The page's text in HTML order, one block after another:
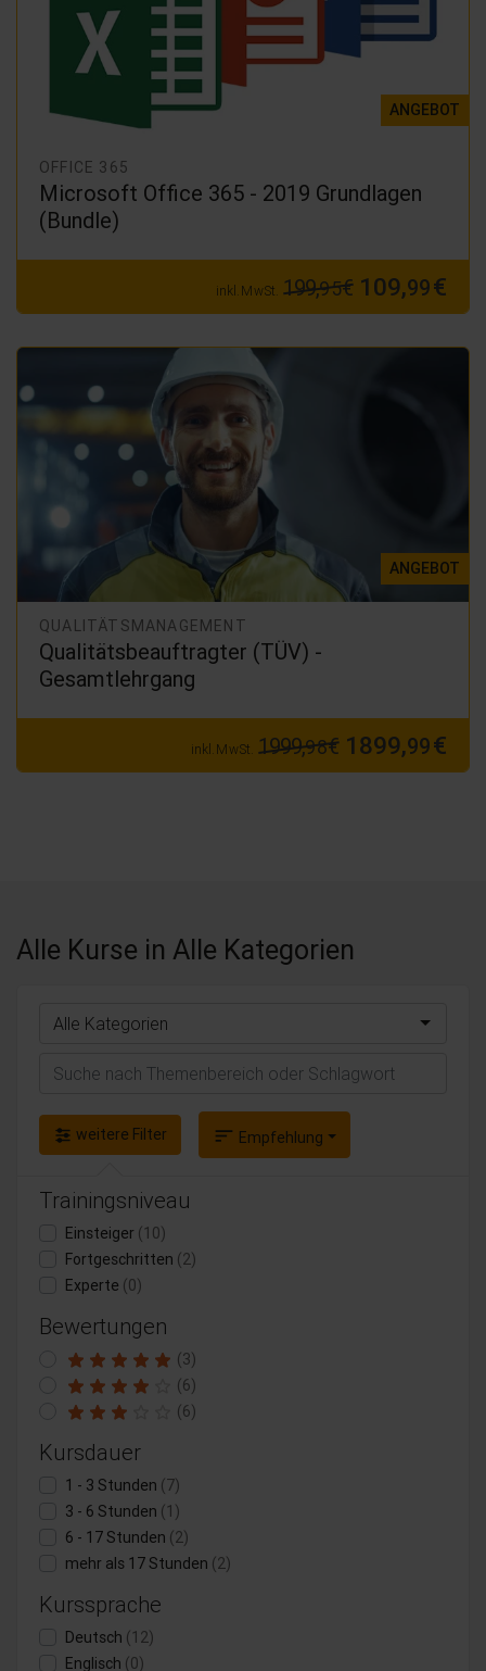
ANGEBOT
OFFICE 365
Microsoft Office 365 - 2019 Grundlagen
(Bundle)
inkl. MwSt. 199,95€ 109,99€
ANGEBOT
QUALITÄTSMANAGEMENT
Qualitätsbeauftragter (TÜV) -
Gesamtlehrgang
inkl. MwSt. 1999,98€ 1899,99€
Alle Kurse in Alle Kategorien
Alle Kategorien
Suchen
weitere Filter sort Empfehlung
Trainingsniveau
Einsteiger (10)
Fortgeschritten (2)
Experte (0)
Bewertungen
(3)
(6)
(6)
Kursdauer
1 - 3 Stunden (7)
3 - 6 Stunden (1)
6 - 17 Stunden (2)
mehr als 17 Stunden (2)
Kurssprache
Deutsch (12)
Englisch (0)